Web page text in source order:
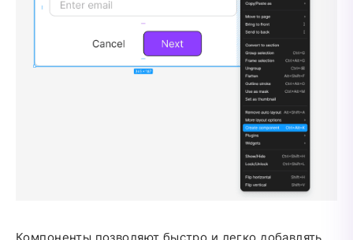
Компоненты позволяют быстро и легко добавлять